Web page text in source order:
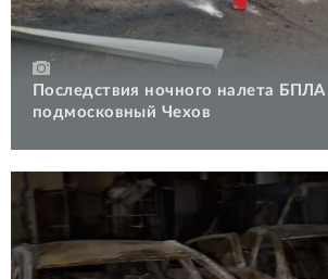
Последствия ночного налета БПЛА
подмосковный Чехов